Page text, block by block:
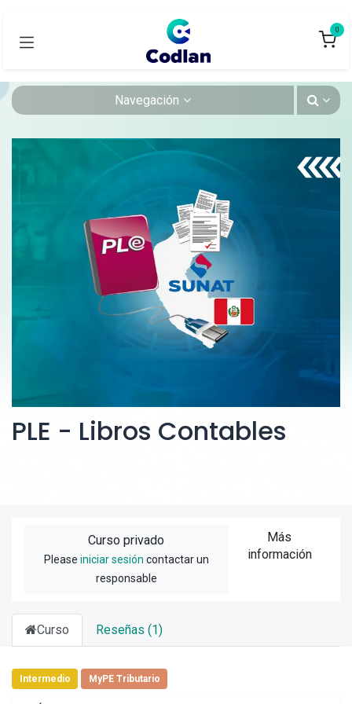
0
Navegación
PLE - Libros Contables
Curso privado
Please iniciar sesión contactar un
responsable
Más
información
Curso Reseñas (1)
Intermedio MyPE Tributario